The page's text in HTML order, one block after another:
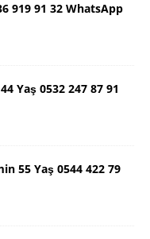
919 91 32 WhatsApp
Yaş 0532 247 87 91
55 Yaş 0544 422 79